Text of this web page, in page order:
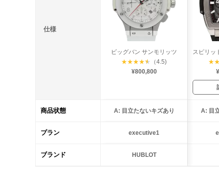
仕様
ビッグバン サンモリッツ
★★★★★
（4.5)
¥800,800
★
商品状態 A: 目立たないキズあり A: 目
プラン executive1
ブランド HUBLOT